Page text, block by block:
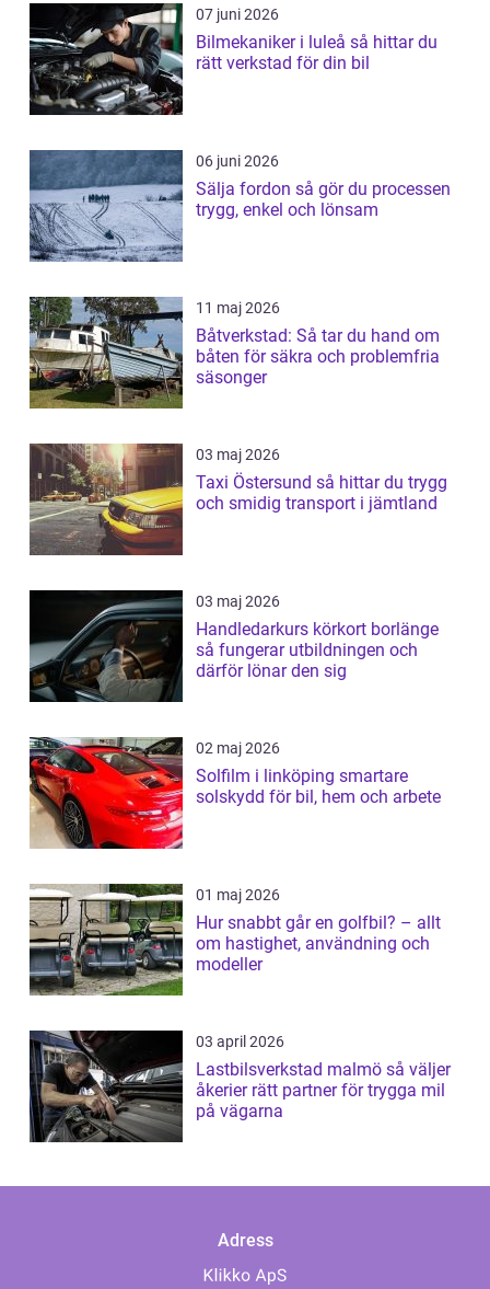
07 juni 2026
Bilmekaniker i luleå så hittar du
rätt verkstad för din bil
06 juni 2026
Sälja fordon så gör du processen
trygg, enkel och lönsam
11 maj 2026
Båtverkstad: Så tar du hand om
båten för säkra och problemfria
säsonger
03 maj 2026
Taxi Östersund så hittar du trygg
och smidig transport i jämtland
03 maj 2026
Handledarkurs körkort borlänge
så fungerar utbildningen och
därför lönar den sig
02 maj 2026
Solfilm i linköping smartare
solskydd för bil, hem och arbete
01 maj 2026
Hur snabbt går en golfbil? – allt
om hastighet, användning och
modeller
03 april 2026
Lastbilsverkstad malmö så väljer
åkerier rätt partner för trygga mil
på vägarna
Adress